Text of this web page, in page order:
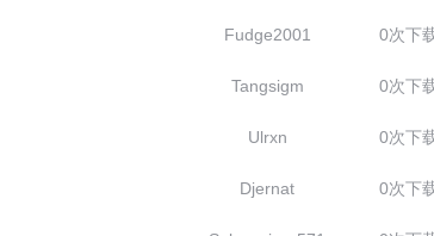
Fudge2001 0次下
Tangsigm 0次下
Ulrxn 0次下
Djernat 0次下